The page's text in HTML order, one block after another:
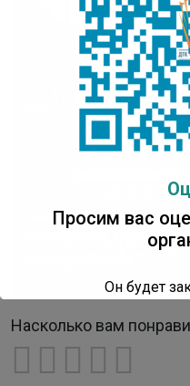
Насколько вам
Просим вас
Он будет